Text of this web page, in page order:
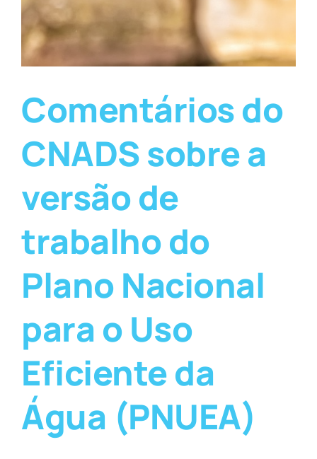
Comentários do
CNADS sobre a
versão de
trabalho do
Plano Nacional
para o Uso
Eficiente da
Água (PNUEA)